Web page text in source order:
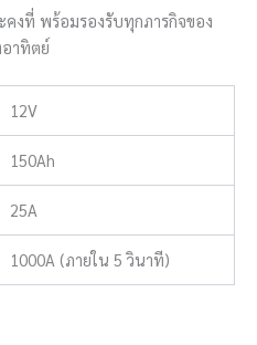
คงที่ พร้อมรองรับทุกภารกิจของ
าทิตย์
12V
150Ah
25A
1000A (ภายใน 5 วินาที)